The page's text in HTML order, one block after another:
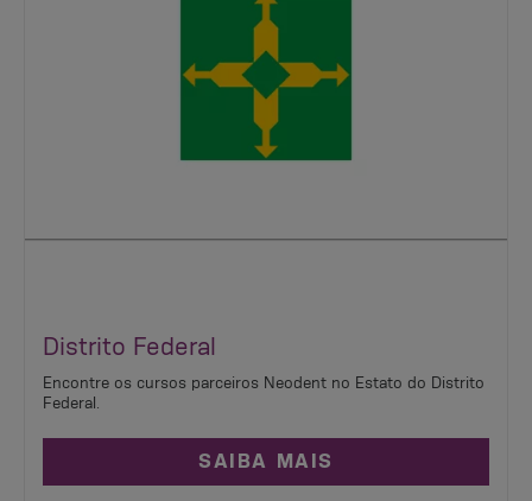
Distrito Federal
Encontre os cursos parceiros Neodent no Estato do Distrito
Federal.
SAIBA MAIS